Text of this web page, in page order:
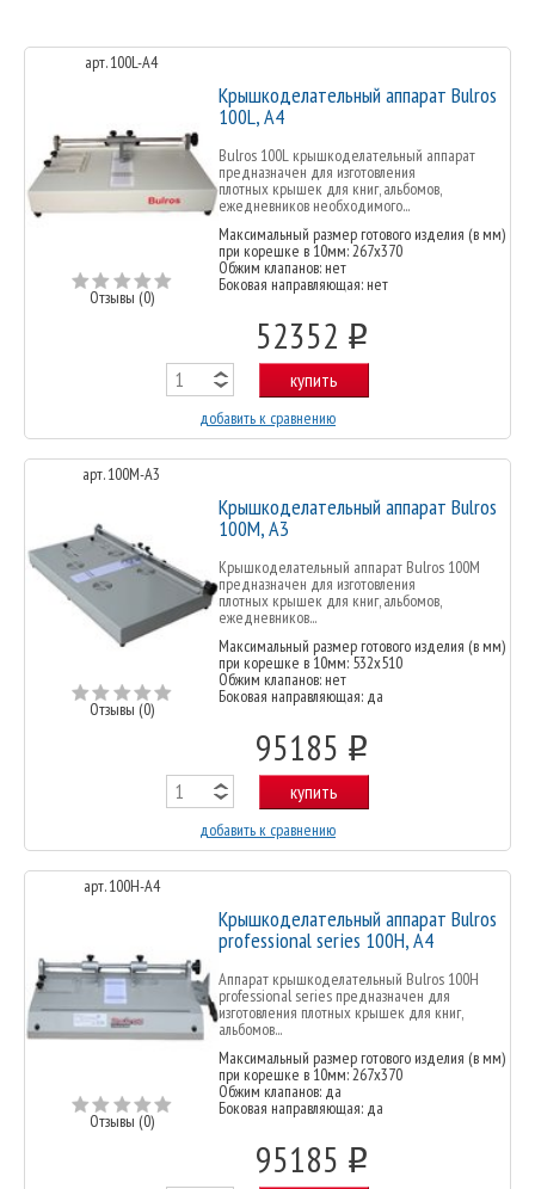
арт. 100L-A4
Отзывы (0)
Крышкоделательный аппарат Bulros
100L, A4
Bulros 100L крышкоделательный аппарат
предназначен для изготовления
плотных крышек для книг, альбомов,
ежедневников необходимого...
Максимальный размер готового изделия (в мм)
при корешке в 10мм: 267x370
Обжим клапанов: нет
Боковая направляющая: нет
52352 o
купить
добавить к сравнению
арт. 100M-A3
Отзывы (0)
Крышкоделательный аппарат Bulros
100M, A3
Крышкоделательный аппарат Bulros 100M
предназначен для изготовления
плотных крышек для книг, альбомов,
ежедневников...
Максимальный размер готового изделия (в мм)
при корешке в 10мм: 532x510
Обжим клапанов: нет
Боковая направляющая: да
95185 o
купить
добавить к сравнению
арт. 100H-A4
Отзывы (0)
Крышкоделательный аппарат Bulros
professional series 100H, A4
Аппарат крышкоделательный Bulros 100H
professional series предназначен для
изготовления плотных крышек для книг,
альбомов...
Максимальный размер готового изделия (в мм)
при корешке в 10мм: 267x370
Обжим клапанов: да
Боковая направляющая: да
95185 o